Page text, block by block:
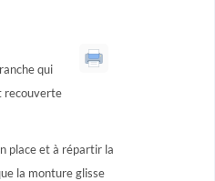
qui
recouverte
place et à répartir la
la monture glisse